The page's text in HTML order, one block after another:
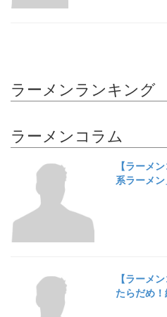
ラーメンランキング
ラーメンコラム
【ラーメ
系ラーメ
【ラーメ
たらだめ